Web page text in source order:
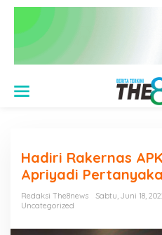
Hadiri Rakernas
Apriyadi
Redaksi The8news
Sabtu, Juni 18,
Uncategorized